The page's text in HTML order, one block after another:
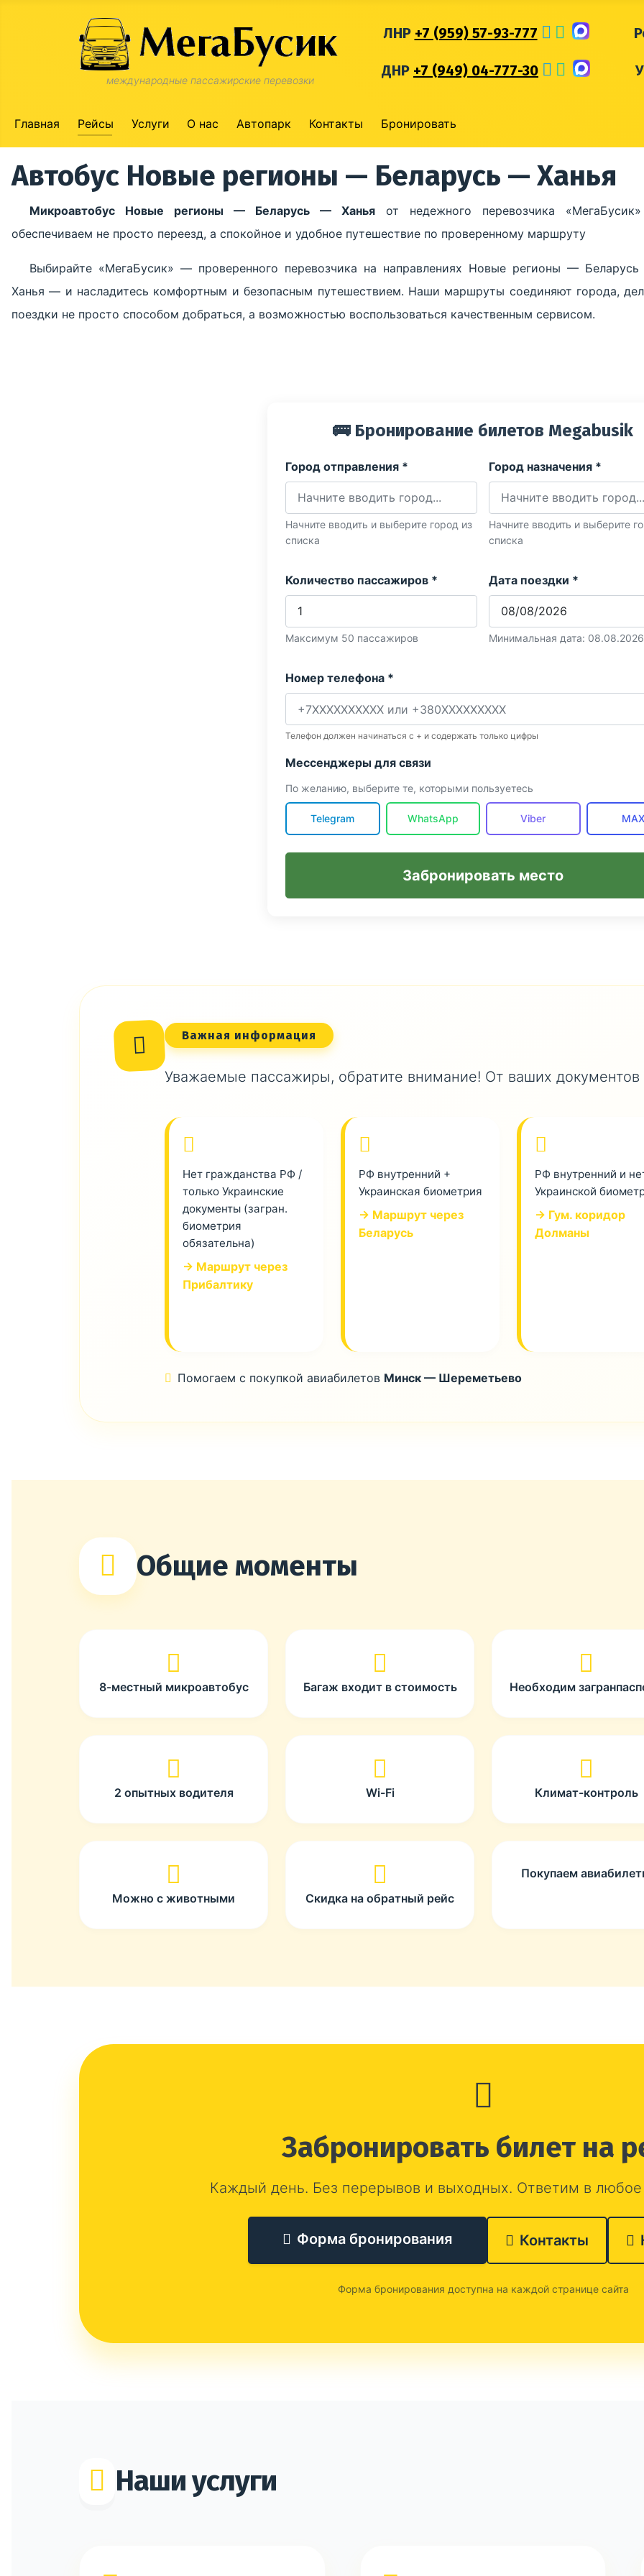
международные пассажирские перевозки
ЛНР +7 (959) 57-93-777
ДНР +7 (949) 04-777-30
Главная Рейсы Услуги О нас Автопарк Контакты Бронировать
Автобус Новые регионы — Беларусь — Ханья
Микроавтобус Новые регионы — Беларусь — Ханья от недежного перевозчика
обеспечиваем не просто переезд, а спокойное и удобное путешествие по проверенному маршруту
Выбирайте «МегаБусик» — проверенного перевозчика на направлениях Новые регионы —
Ханья — и насладитесь комфортным и безопасным путешествием. Наши маршруты соединяют города,
поездки не просто способом добраться, а возможностью воспользоваться качественным сервисом.
🚌 Бронирование билетов Megabusik
Город отправления *
Начните вводить и выберите город из
списка
Город назначения *
Начните вводить и выберите
списка
Количество пассажиров *
Максимум 50 пассажиров
Дата поездки *
Минимальная дата: 08.08.2026
Номер телефона *
Телефон должен начинаться с + и содержать только цифры
Мессенджеры для связи
По желанию, выберите те, которыми пользуетесь
Telegram WhatsApp Viber
Забронировать место
Важная информация
Уважаемые пассажиры, обратите внимание! От ваших
Нет гражданства РФ /
только Украинские
документы (загран.
биометрия
обязательна)
→ Маршрут через
Прибалтику
РФ внутренний +
Украинская биометрия
→ Маршрут через
Беларусь
РФ внутренний и
Украинской
→ Гум. коридор
Долманы
Помогаем с покупкой авиабилетов Минск — Шереметьево
Общие моменты
8-местный микроавтобус Багаж входит в стоимость Необходим
2 опытных водителя Wi-Fi Климат-контроль
Можно с животными Скидка на обратный рейс
Покупаем
Забронировать билет на
Каждый день. Без перерывов и выходных. Ответим в
Форма бронирования Контакты
Форма бронирования доступна на каждой странице сайта
Наши услуги